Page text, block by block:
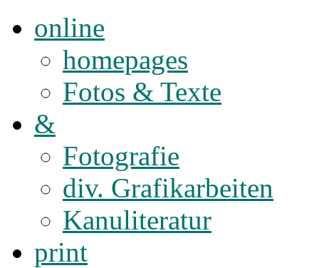
online
homepages
Fotos & Texte
&
Fotografie
div. Grafikarbeiten
Kanuliteratur
print